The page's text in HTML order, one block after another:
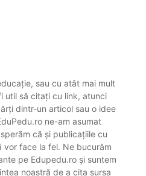
sau cu atât mai mult
util să citați cu link, atunci
dintr-un articol sau o idee
ne-am asumat
că și publicațiile cu
vor face la fel. Ne bucurăm
pe Edupedu.ro și suntem
noastră de a cita sursa